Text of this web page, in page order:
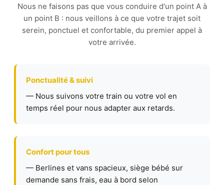
Nous ne faisons pas que vous conduire d'un point A à
un point B : nous veillons à ce que votre trajet soit
serein, ponctuel et confortable, du premier appel à
votre arrivée.
Ponctualité & suivi
— Nous suivons votre train ou votre vol en
temps réel pour nous adapter aux retards.
Confort pour tous
— Berlines et vans spacieux, siège bébé sur
demande sans frais, eau à bord selon